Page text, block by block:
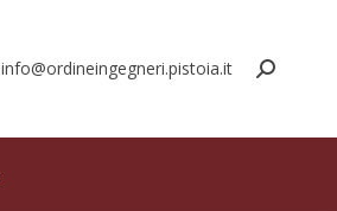
info@ordineingegneri.pistoia.it